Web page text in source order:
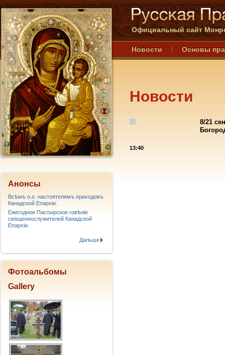
Официальный сайт
Новости Основы
Новости
8/21
13:40
Анонсы
Всѣмъ о.о. настоятелямъ приходовъ
Канадской Епархiи.
Ежегодное Пастырское говѣніе
священнослужителей Канадской
Епархіи.
Дальше
Фотоальбомы
Gallery